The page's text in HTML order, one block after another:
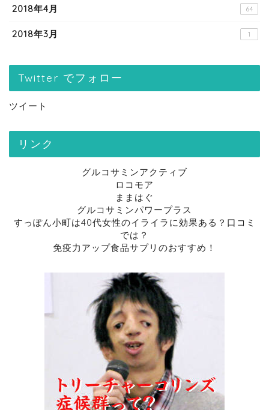
2018年4月 64
2018年3月 1
Twitter でフォロー
ツイート
リンク
グルコサミンアクティブ
ロコモア
ままはぐ
グルコサミンパワープラス
すっぽん小町は40代女性のイライラに効果ある？口コミ
では？
免疫力アップ食品サプリのおすすめ！